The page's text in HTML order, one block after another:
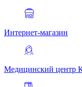
Интернет-магазин
Медицинский центр